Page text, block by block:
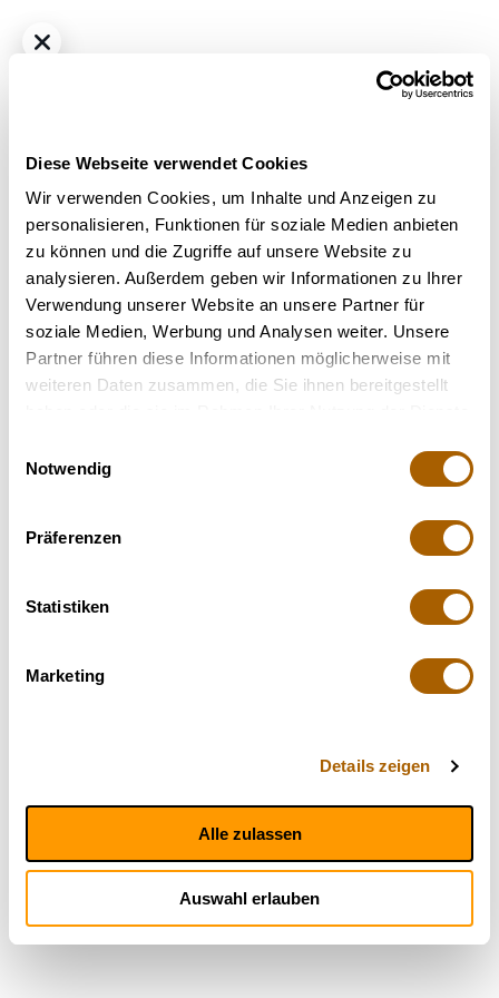
Diese Webseite verwendet Cookies
Wir verwenden Cookies, um Inhalte und Anzeigen zu
personalisieren, Funktionen für soziale Medien anbieten
zu können und die Zugriffe auf unsere Website zu
analysieren. Außerdem geben wir Informationen zu Ihrer
Verwendung unserer Website an unsere Partner für
soziale Medien, Werbung und Analysen weiter. Unsere
Partner führen diese Informationen möglicherweise mit
weiteren Daten zusammen, die Sie ihnen bereitgestellt
Notwendig
Präferenzen
Statistiken
Marketing
Details zeigen
Alle zulassen
Auswahl erlauben
Indica THC22% CBD1%
IMC THC 22 T01
Bestrahlung: Unbestrahlt
Strain: Hindu Kush